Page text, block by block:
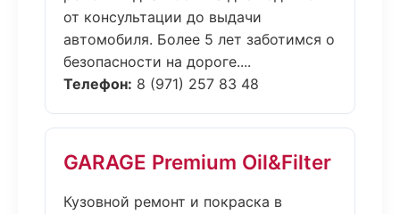
от консультации до выдачи
автомобиля. Более 5 лет заботимся о
безопасности на дороге....
Телефон: 8 (971) 257 83 48
GARAGE Premium Oil&Filter
Кузовной ремонт и покраска в